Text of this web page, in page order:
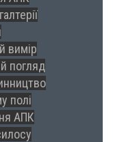
вимір
погляд
полі
АПК